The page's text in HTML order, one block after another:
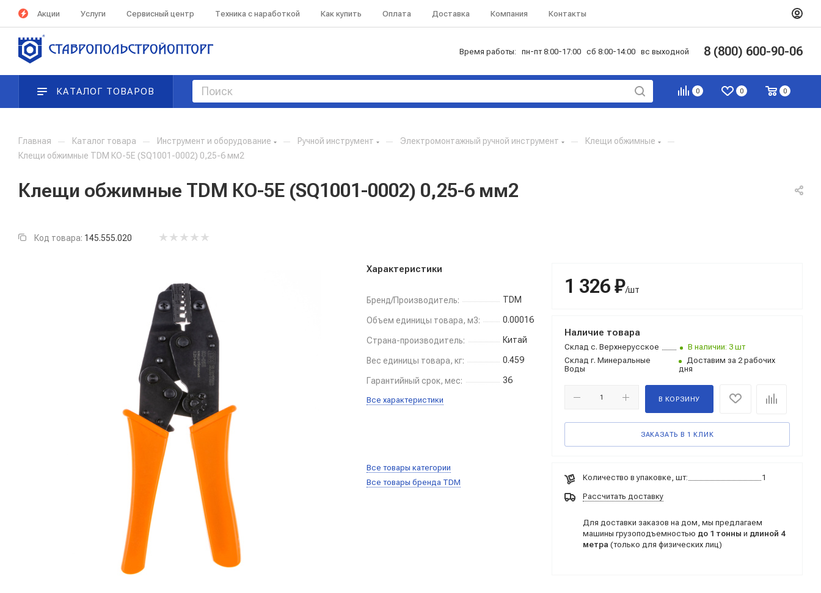
Акции Услуги Сервисный центр Техника с наработкой Как купить Оплата Доставка Компания Контакты
Время работы: пн-пт 8:00-17:00 сб 8:00-14:00 вс выходной 8 (800) 600-90-06
0 0 0
КАТАЛОГ ТОВАРОВ
Главная — Каталог товара — Инструмент и оборудование — Ручной инструмент — Электромонтажный ручной инструмент — Клещи обжимные —
Клещи обжимные TDM КО-5Е (SQ1001-0002) 0,25-6 мм2
Клещи обжимные TDM КО-5Е (SQ1001-0002) 0,25-6 мм2
Код товара: 145.555.020
Характеристики
Бренд/Производитель: TDM
Объем единицы товара, м3: 0.00016
Страна-производитель: Китай
Вес единицы товара, кг: 0.459
Гарантийный срок, мес: 36
Все характеристики
Все товары категории
Все товары бренда TDM
1 326 ₽/шт
Наличие товара
Склад с. Верхнерусское
В наличии: 3 шт
Склад г. Минеральные
Воды
Доставим за 2 рабочих
дня
В КОРЗИНУ
ЗАКАЗАТЬ В 1 КЛИК
Количество в упаковке, шт: 1
Рассчитать доставку
Для доставки заказов на дом, мы предлагаем
машины грузоподъемностью до 1 тонны и длиной 4
метра (только для физических лиц)